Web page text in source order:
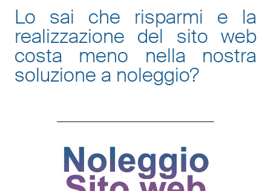
Lo sai che risparmi e la
realizzazione del sito web
costa meno nella nostra
soluzione a noleggio?